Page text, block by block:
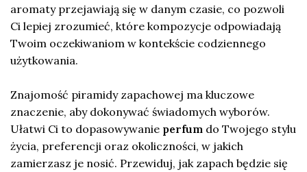
aromaty przejawiają się w danym czasie, co pozwoli
Ci lepiej zrozumieć, które kompozycje odpowiadają
Twoim oczekiwaniom w kontekście codziennego
użytkowania.
Znajomość piramidy zapachowej ma kluczowe
znaczenie, aby dokonywać świadomych wyborów.
Ułatwi Ci to dopasowywanie perfum do Twojego stylu
życia, preferencji oraz okoliczności, w jakich
zamierzasz je nosić. Przewiduj, jak zapach będzie się